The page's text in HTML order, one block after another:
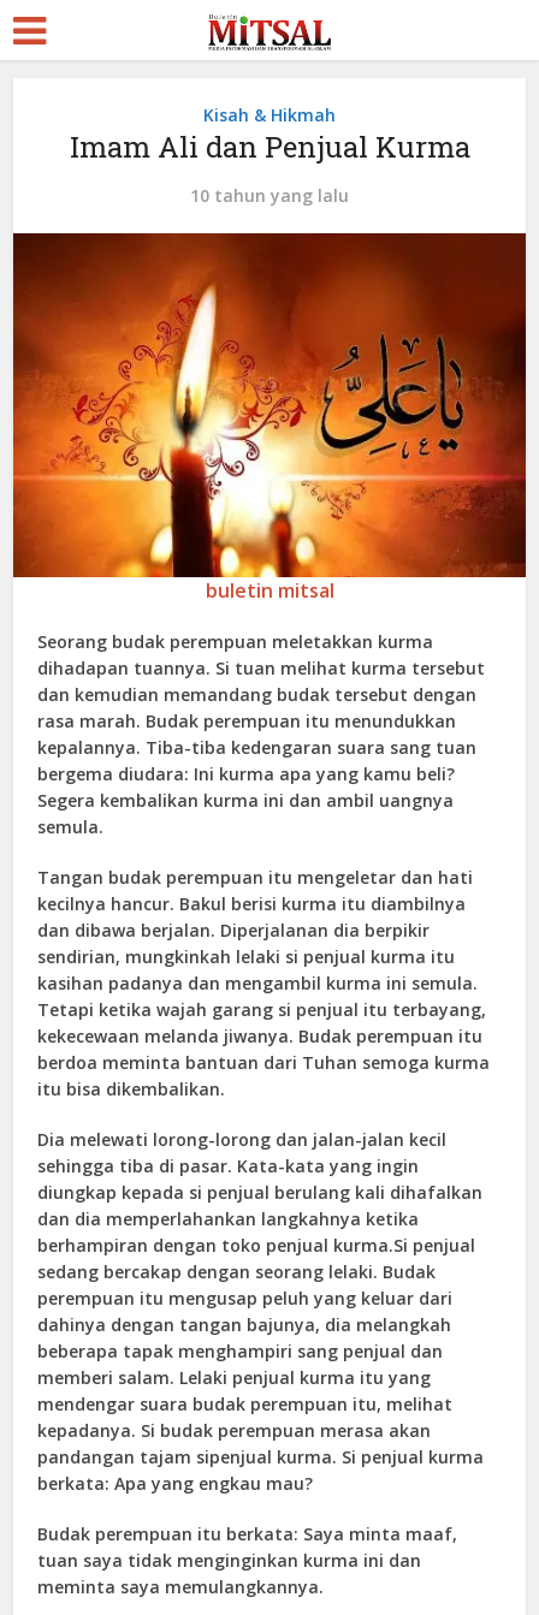
Kisah & Hikmah
Imam Ali dan Penjual Kurma
10 tahun yang lalu
buletin mitsal
Seorang budak perempuan meletakkan kurma
dihadapan tuannya. Si tuan melihat kurma tersebut
dan kemudian memandang budak tersebut dengan
rasa marah. Budak perempuan itu menundukkan
kepalannya. Tiba-tiba kedengaran suara sang tuan
bergema diudara: Ini kurma apa yang kamu beli?
Segera kembalikan kurma ini dan ambil uangnya
semula.
Tangan budak perempuan itu mengeletar dan hati
kecilnya hancur. Bakul berisi kurma itu diambilnya
dan dibawa berjalan. Diperjalanan dia berpikir
sendirian, mungkinkah lelaki si penjual kurma itu
kasihan padanya dan mengambil kurma ini semula.
Tetapi ketika wajah garang si penjual itu terbayang,
kekecewaan melanda jiwanya. Budak perempuan itu
berdoa meminta bantuan dari Tuhan semoga kurma
itu bisa dikembalikan.
Dia melewati lorong-lorong dan jalan-jalan kecil
sehingga tiba di pasar. Kata-kata yang ingin
diungkap kepada si penjual berulang kali dihafalkan
dan dia memperlahankan langkahnya ketika
berhampiran dengan toko penjual kurma.Si penjual
sedang bercakap dengan seorang lelaki. Budak
perempuan itu mengusap peluh yang keluar dari
dahinya dengan tangan bajunya, dia melangkah
beberapa tapak menghampiri sang penjual dan
memberi salam. Lelaki penjual kurma itu yang
mendengar suara budak perempuan itu, melihat
kepadanya. Si budak perempuan merasa akan
pandangan tajam sipenjual kurma. Si penjual kurma
berkata: Apa yang engkau mau?
Budak perempuan itu berkata: Saya minta maaf,
tuan saya tidak menginginkan kurma ini dan
meminta saya memulangkannya.